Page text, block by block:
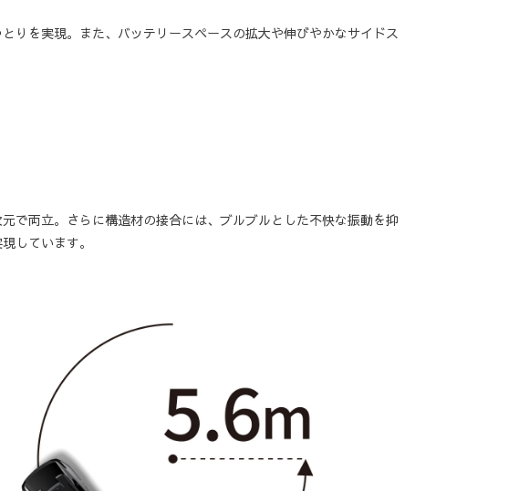
りを実現。また、バッテリースペースの拡大や伸びやかなサイドス
で両立。さらに構造材の接合には、ブルブルとした不快な振動を抑
しています。